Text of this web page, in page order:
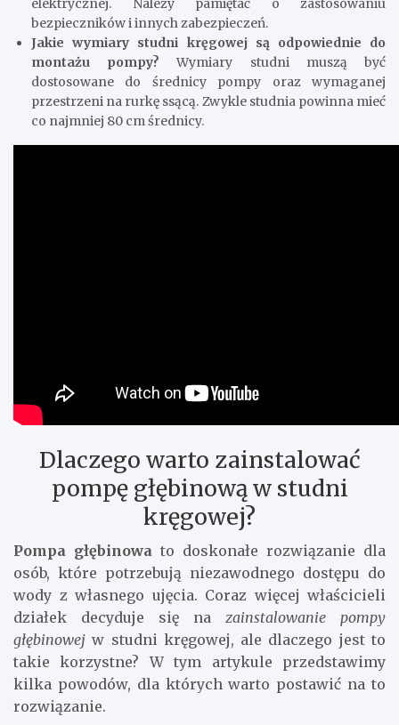
bezpieczników i innych zabezpieczeń.
Jakie wymiary studni kręgowej są odpowiednie do
montażu pompy? Wymiary studni muszą być
dostosowane do średnicy pompy oraz wymaganej
przestrzeni na rurkę ssącą. Zwykle studnia powinna mieć
co najmniej 80 cm średnicy.
Dlaczego warto zainstalować
pompę głębinową w studni
kręgowej?
Pompa głębinowa to doskonałe rozwiązanie dla
osób, które potrzebują niezawodnego dostępu do
wody z własnego ujęcia. Coraz więcej właścicieli
działek decyduje się na zainstalowanie pompy
głębinowej w studni kręgowej, ale dlaczego jest to
takie korzystne? W tym artykule przedstawimy
kilka powodów, dla których warto postawić na to
rozwiązanie.